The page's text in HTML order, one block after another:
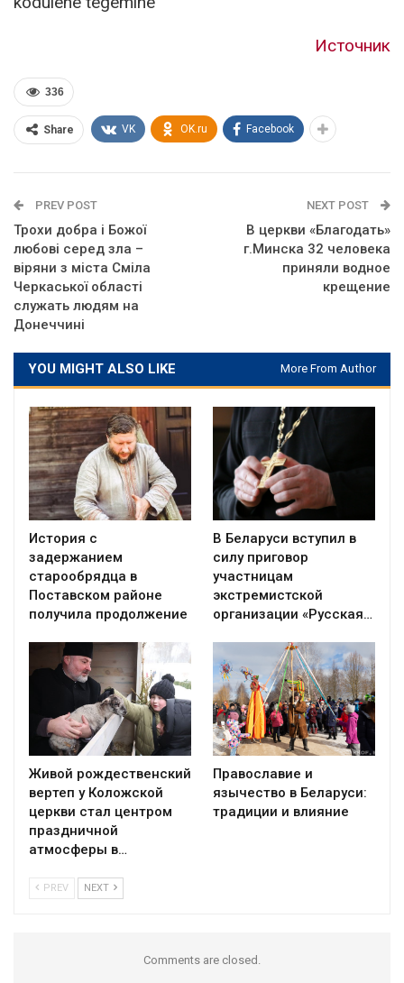
Источник
336
Share VK OK.ru Facebook
PREV POST
Трохи добра і Божої
любові серед зла –
віряни з міста Сміла
Черкаської області
служать людям на
Донеччині
NEXT POST
В церкви «Благодать»
г.Минска 32 человека
приняли водное
крещение
YOU MIGHT ALSO LIKE More From Author
История с
задержанием
старообрядца в
Поставском районе
получила продолжение
В Беларуси вступил в
силу приговор
участницам
экстремистской
организации «Русская…
Живой рождественский
вертеп у Коложской
церкви стал центром
праздничной
атмосферы в…
Православие и
язычество в Беларуси:
традиции и влияние
PREV NEXT
Comments are closed.